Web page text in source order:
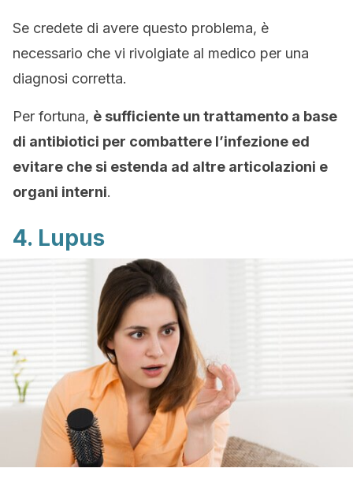
Se credete di avere questo problema, è
necessario che vi rivolgiate al medico per una
diagnosi corretta.
Per fortuna, è sufficiente un trattamento a base
di antibiotici per combattere l’infezione ed
evitare che si estenda ad altre articolazioni e
organi interni.
4. Lupus